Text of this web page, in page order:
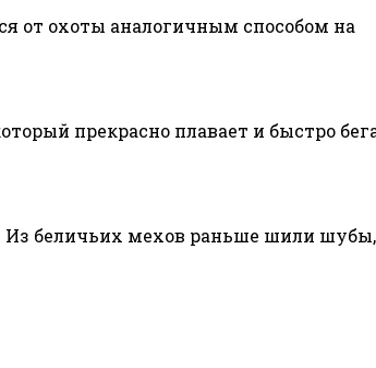
от охоты аналогичным способом на
прекрасно плавает и быстро
беличьих мехов раньше шили